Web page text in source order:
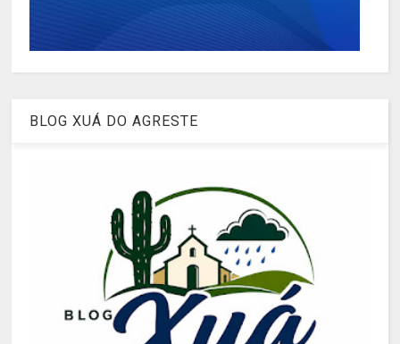
BLOG XUÁ DO AGRESTE